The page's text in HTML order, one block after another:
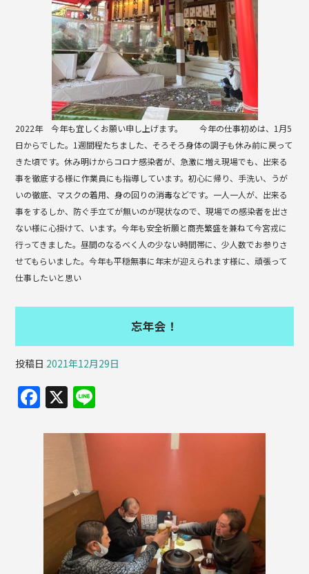
2022年 今年も宜しくお願い申し上げます。 今年の仕事初めは、1月5
日からでした。1週間程たちました、そろそろ身体の調子も休み前に戻って
きた頃です。休み明けからコロナ感染者が、急激に増え現場でも、出来る
事を徹底する様に作業員にも指導しています。初心に帰り、手洗い、うが
いの徹底、マスクの着用、身の回りの消毒などです。一人一人が、出来る
事をするしか、防ぐ手立てが無いのが現状なので、現場での感染者を出さ
ない様に心掛けて、います。今年も安全祈願と商売繁盛を兼ねて今宮戎に
行ってきました。昼間のなるべく人の少ない時間帯に、少人数でお参りさ
せてもらいました。今年も平穏無事に年末が迎えられます様に、頑張って
仕事したいと思い
忘年会！
投稿日 2021年12月29日
F
c
o
o
k
X
e